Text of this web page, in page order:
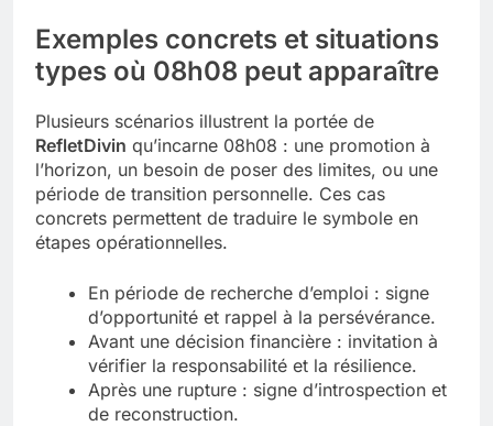
Exemples concrets et situations
types où 08h08 peut apparaître
Plusieurs scénarios illustrent la portée de
RefletDivin qu’incarne 08h08 : une promotion à
l’horizon, un besoin de poser des limites, ou une
période de transition personnelle. Ces cas
concrets permettent de traduire le symbole en
étapes opérationnelles.
En période de recherche d’emploi : signe
d’opportunité et rappel à la persévérance.
Avant une décision financière : invitation à
vérifier la responsabilité et la résilience.
Après une rupture : signe d’introspection et
de reconstruction.